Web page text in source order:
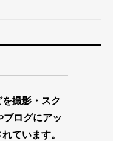
撮影・スク
ブログにアッ
ています。